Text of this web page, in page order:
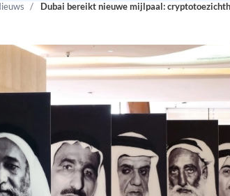
Dubai bereikt nieuwe mijlpaal: